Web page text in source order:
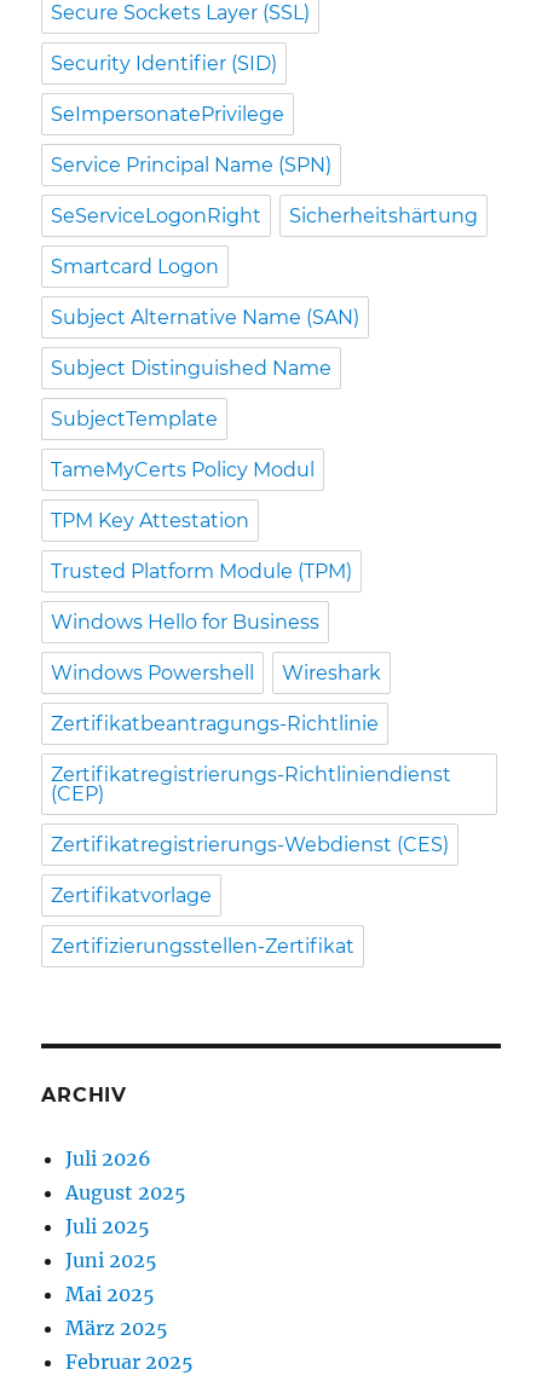
Secure Sockets Layer (SSL)
Security Identifier (SID)
SeImpersonatePrivilege
Service Principal Name (SPN)
SeServiceLogonRight Sicherheitshärtung
Smartcard Logon
Subject Alternative Name (SAN)
Subject Distinguished Name
SubjectTemplate
TameMyCerts Policy Modul
TPM Key Attestation
Trusted Platform Module (TPM)
Windows Hello for Business
Windows Powershell Wireshark
Zertifikatbeantragungs-Richtlinie
Zertifikatregistrierungs-Richtliniendienst
(CEP)
Zertifikatregistrierungs-Webdienst (CES)
Zertifikatvorlage
Zertifizierungsstellen-Zertifikat
ARCHIV
Juli 2026
August 2025
Juli 2025
Juni 2025
Mai 2025
März 2025
Februar 2025